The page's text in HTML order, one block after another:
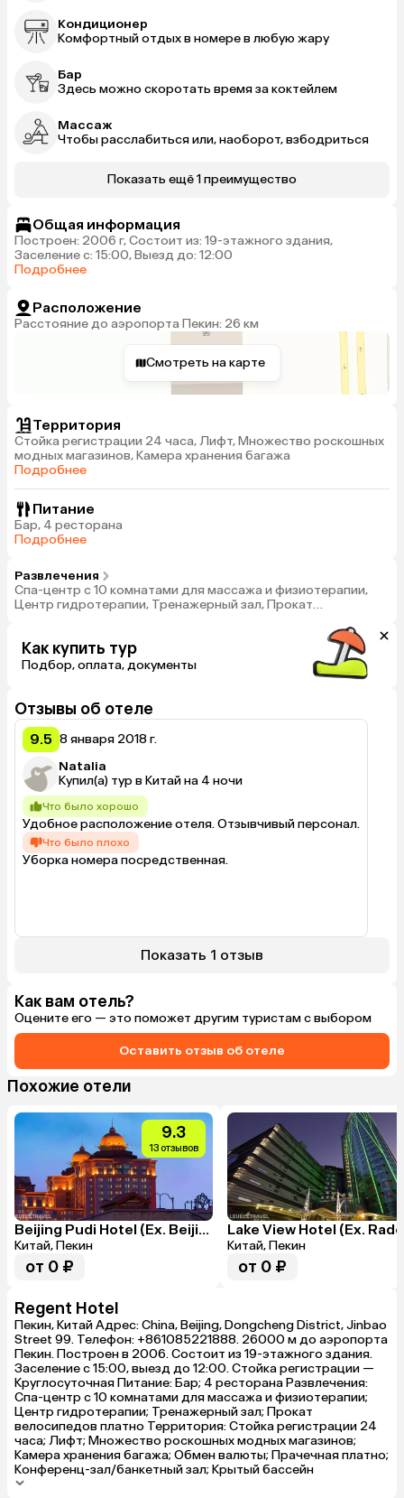
Кондиционер
Комфортный отдых в номере в любую жару
Бар
Здесь можно скоротать время за коктейлем
Массаж
Чтобы расслабиться или, наоборот, взбодриться
Показать ещё 1 преимущество
Общая информация
Построен: 2006 г, Состоит из: 19-этажного здания,
Заселение с: 15:00, Выезд до: 12:00
Подробнее
Расположение
Расстояние до аэропорта Пекин: 26 км
Смотреть на карте
Территория
Стойка регистрации 24 часа, Лифт, Множество роскошных
модных магазинов, Камера хранения багажа
Подробнее
Питание
Бар, 4 ресторана
Подробнее
Развлечения
Спа-центр с 10 комнатами для массажа и физиотерапии,
Центр гидротерапии, Тренажерный зал, Прокат
Как купить тур
Подбор, оплата, документы
Отзывы об отеле
9.5 8 января 2018 г.
Natalia
Купил(а) тур в Китай на 4 ночи
Что было хорошо
Удобное расположение отеля. Отзывчивый персонал.
Что было плохо
Уборка номера посредственная.
Показать 1 отзыв
Как вам отель?
Оцените его — это поможет другим туристам с выбором
Оставить отзыв об отеле
Похожие отели
9.3
13 отзывов
Beijing Pudi Hotel (Ex. Beijing Marriott Hotel City Wall)
Китай, Пекин
от 0 ₽
Китай, Пекин
от 0 ₽
Regent Hotel
Пекин, Китай Адрес: China, Beijing, Dongcheng District, Jinbao
Street 99. Телефон: +861085221888. 26000 м до аэропорта
Пекин. Построен в 2006. Состоит из 19-этажного здания.
Заселение с 15:00, выезд до 12:00. Стойка регистрации —
Круглосуточная Питание: Бар; 4 ресторана Развлечения:
Спа-центр с 10 комнатами для массажа и физиотерапии;
Центр гидротерапии; Тренажерный зал; Прокат
велосипедов платно Территория: Стойка регистрации 24
часа; Лифт; Множество роскошных модных магазинов;
Камера хранения багажа; Обмен валюты; Прачечная платно;
Конференц-зал/банкетный зал; Крытый бассейн